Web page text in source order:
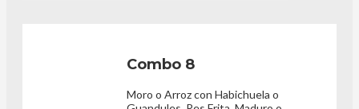
Combo 8
Moro o Arroz con Habichuela o